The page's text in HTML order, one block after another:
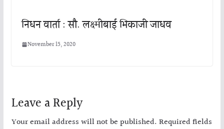
निधन वार्ता : सौ. लक्ष्मीबाई भिकाजी जाधव
November 15, 2020
Leave a Reply
Your email address will not be published. Required fields